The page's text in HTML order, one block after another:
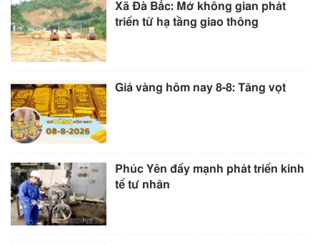
Xã Đà Bắc: Mở không gian phát
triển từ hạ tầng giao thông
Giá vàng hôm nay 8-8: Tăng vọt
Phúc Yên đẩy mạnh phát triển kinh
tế tư nhân